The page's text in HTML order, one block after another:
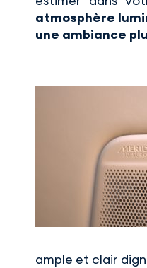
atmosphère
une ambiance
ample et clair